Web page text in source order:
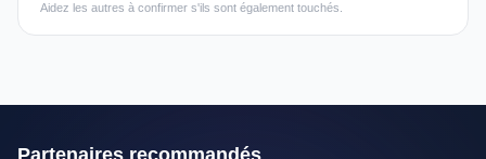
Aidez les autres à confirmer s'ils sont également touchés.